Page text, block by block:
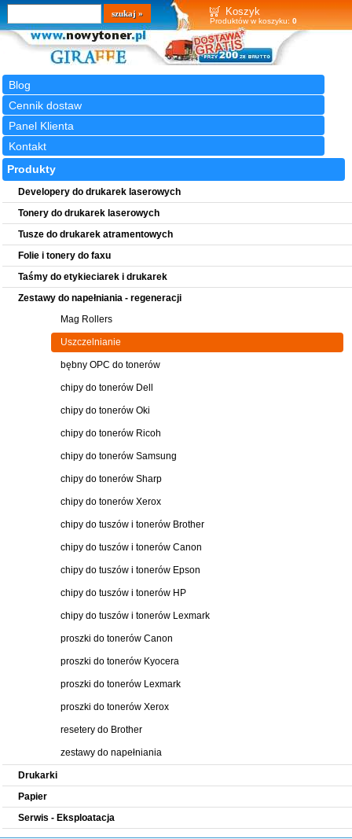
Koszyk
Produktów w koszyku: 0
Blog
Cennik dostaw
Panel Klienta
Kontakt
Wyszukiwarka
szukaj
Produkty
Developery do drukarek laserowych
Tonery do drukarek laserowych
Tusze do drukarek atramentowych
Folie i tonery do faxu
Taśmy do etykieciarek i drukarek
Zestawy do napełniania - regeneracji
Mag Rollers
Uszczelnianie
bębny OPC do tonerów
chipy do tonerów Dell
chipy do tonerów Oki
chipy do tonerów Ricoh
chipy do tonerów Samsung
chipy do tonerów Sharp
chipy do tonerów Xerox
chipy do tuszów i tonerów Brother
chipy do tuszów i tonerów Canon
chipy do tuszów i tonerów Epson
chipy do tuszów i tonerów HP
chipy do tuszów i tonerów Lexmark
proszki do tonerów Canon
proszki do tonerów Kyocera
proszki do tonerów Lexmark
proszki do tonerów Xerox
resetery do Brother
zestawy do napełniania
Drukarki
Papier
Serwis - Eksploatacja